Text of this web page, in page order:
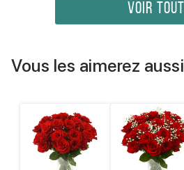
VOIR TOUT
Vous les aimerez aussi